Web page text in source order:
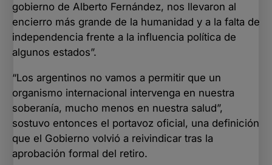
gobierno de Alberto Fernández, nos llevaron al
encierro más grande de la humanidad y a la falta de
independencia frente a la influencia política de
algunos estados”.
“Los argentinos no vamos a permitir que un
organismo internacional intervenga en nuestra
soberanía, mucho menos en nuestra salud”,
sostuvo entonces el portavoz oficial, una definición
que el Gobierno volvió a reivindicar tras la
aprobación formal del retiro.